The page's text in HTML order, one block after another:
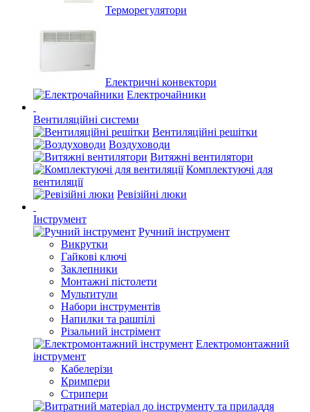
Терморегулятори
Електричні конвектори
Електрочайники
Вентиляційні системи
Вентиляційні решітки
Воздуховоди
Витяжні вентилятори
Комплектуючі для
вентиляції
Ревізійні люки
Інструмент
Ручний інструмент
Викрутки
Гайкові ключі
Заклепники
Монтажні пістолети
Мультитули
Набори інструментів
Напилки та рашпілі
Різальний інстрімент
Електромонтажний
інструмент
Кабелерізи
Кримпери
Стрипери